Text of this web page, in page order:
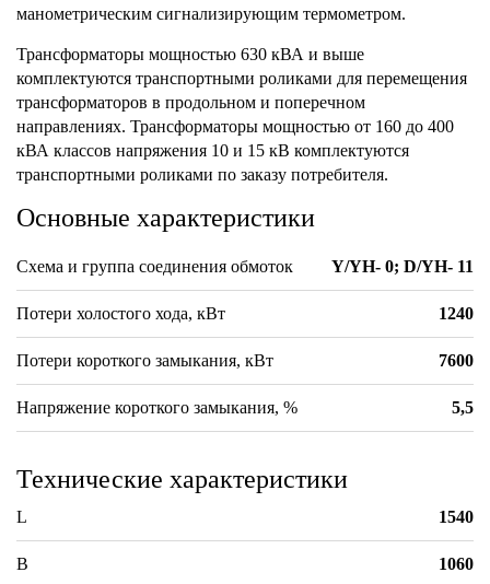
манометрическим сигнализирующим термометром.
Трансформаторы мощностью 630 кВА и выше
комплектуются транспортными роликами для перемещения
трансформаторов в продольном и поперечном
направлениях. Трансформаторы мощностью от 160 до 400
кВА классов напряжения 10 и 15 кВ комплектуются
транспортными роликами по заказу потребителя.
Основные характеристики
Схема и группа соединения обмоток Y/YH- 0; D/YH- 11
Потери холостого хода, кВт 1240
Потери короткого замыкания, кВт 7600
Напряжение короткого замыкания, % 5,5
Технические характеристики
L 1540
B 1060